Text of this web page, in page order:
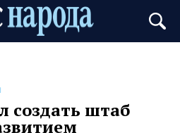
создать штаб